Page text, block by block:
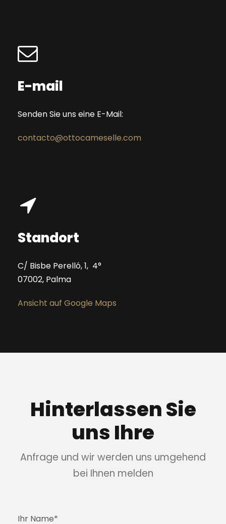
E-mail
Senden Sie uns eine E-Mail:
contacto@ottocameselle.com
Standort
C/ Bisbe Perelló, 1, 4°
07002, Palma
Ansicht auf Google Maps
Hinterlassen Sie
uns Ihre
Anfrage und wir werden uns umgehend
bei Ihnen melden
Ihr Name*